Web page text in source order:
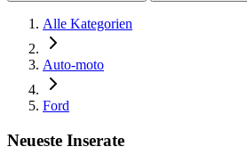
Alle Kategorien
Auto-moto
Ford
Neueste Inserate